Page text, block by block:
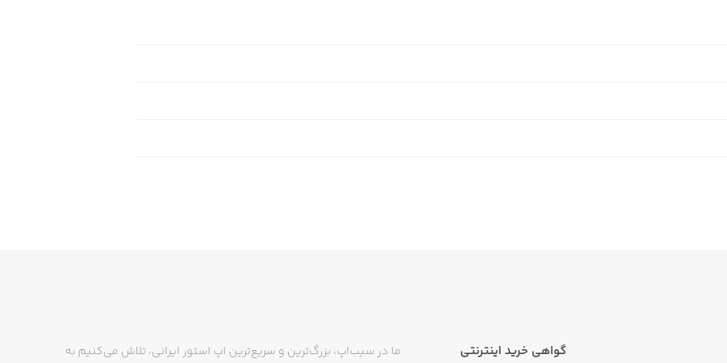
گواهی خرید اینترنتی
ما در سیب‌اپ، بزرگ‌ترین و سریع‌ترین اپ استور ایرانی، تلاش می‌کنیم به